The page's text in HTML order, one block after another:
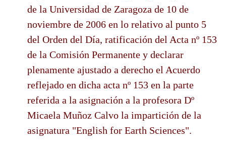
de la Universidad de Zaragoza de 10 de
noviembre de 2006 en lo relativo al punto 5
del Orden del Día, ratificación del Acta nº 153
de la Comisión Permanente y declarar
plenamente ajustado a derecho el Acuerdo
reflejado en dicha acta nº 153 en la parte
referida a la asignación a la profesora Dº
Micaela Muñoz Calvo la impartición de la
asignatura "English for Earth Sciences".